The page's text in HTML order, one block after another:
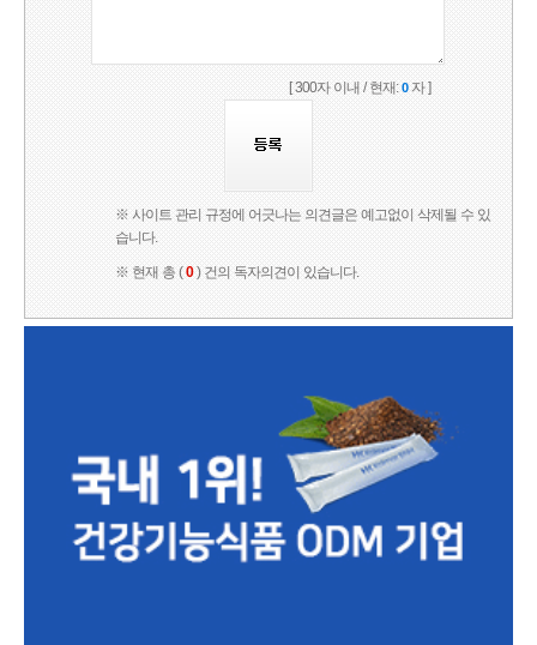
[ 300자 이내 / 현재:0자 ]
※ 사이트 관리 규정에 어긋나는 의견글은 예고없이 삭제될 수 있
습니다.
※ 현재 총 (0) 건의 독자의견이 있습니다.